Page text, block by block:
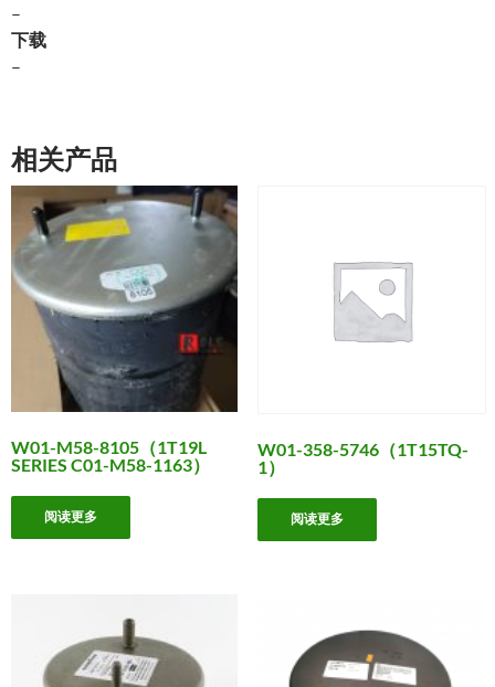
–
下载
–
相关产品
W01-M58-8105（1T19L
SERIES C01-M58-1163）
阅读更多
W01-358-5746（1T15TQ-
1）
阅读更多